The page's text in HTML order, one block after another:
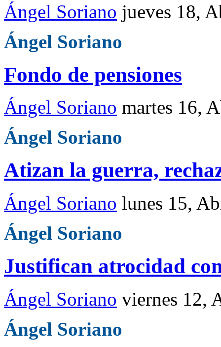
Ángel Soriano jueves 18,
Ángel Soriano
Fondo de pensiones
Ángel Soriano martes 16,
Ángel Soriano
Atizan la guerra,
Ángel Soriano lunes 15,
Ángel Soriano
Justifican atrocidad
Ángel Soriano viernes 12,
Ángel Soriano